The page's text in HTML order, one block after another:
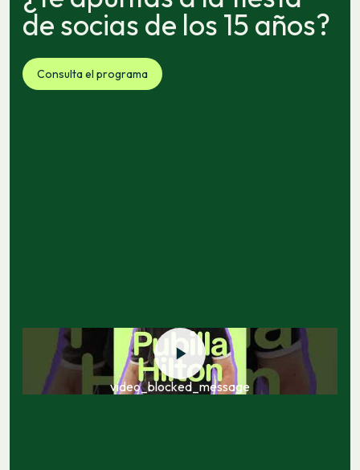
de socias de los 15 años?
Consulta el programa
video_blocked_message